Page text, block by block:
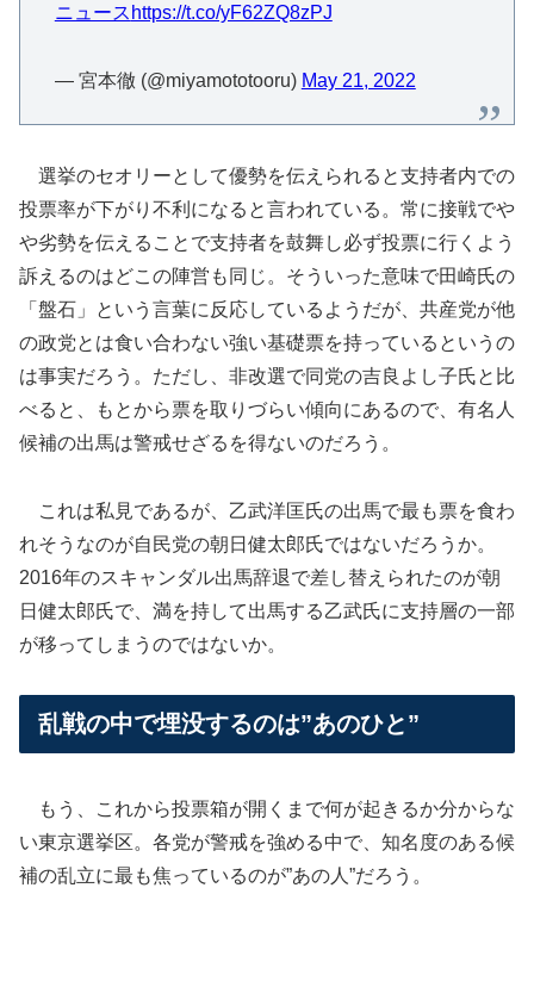
ニュース https://t.co/yF62ZQ8zPJ
— 宮本徹 (@miyamototooru) May 21, 2022
選挙のセオリーとして優勢を伝えられると支持者内での
投票率が下がり不利になると言われている。常に接戦でや
や劣勢を伝えることで支持者を鼓舞し必ず投票に行くよう
訴えるのはどこの陣営も同じ。そういった意味で田崎氏の
「盤石」という言葉に反応しているようだが、共産党が他
の政党とは食い合わない強い基礎票を持っているというの
は事実だろう。ただし、非改選で同党の吉良よし子氏と比
べると、もとから票を取りづらい傾向にあるので、有名人
候補の出馬は警戒せざるを得ないのだろう。
これは私見であるが、乙武洋匡氏の出馬で最も票を食わ
れそうなのが自民党の朝日健太郎氏ではないだろうか。
2016年のスキャンダル出馬辞退で差し替えられたのが朝
日健太郎氏で、満を持して出馬する乙武氏に支持層の一部
が移ってしまうのではないか。
乱戦の中で埋没するのは”あのひと”
もう、これから投票箱が開くまで何が起きるか分からな
い東京選挙区。各党が警戒を強める中で、知名度のある候
補の乱立に最も焦っているのが”あの人”だろう。